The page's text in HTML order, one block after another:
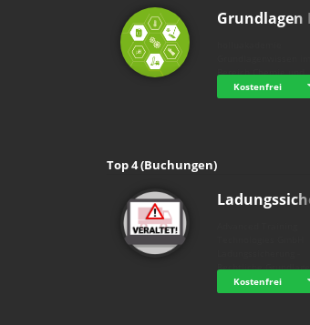
Grundlagen
Bereich Chemie und
Kostenfrei
Top 4 (Buchungen)
Rechtliche
Kostenfrei